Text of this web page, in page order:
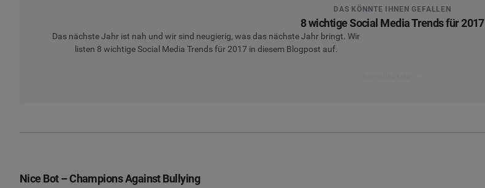
DAS KÖNNTE IHNEN GEFALLEN
8 wichtige Social Media Trends für 2017
Das nächste Jahr ist nah und wir sind neugierig, was das nächste Jahr bringt. Wir
listen 8 wichtige Social Media Trends für 2017 in diesem Blogpost auf.
Nice Bot – Champions Against Bullying